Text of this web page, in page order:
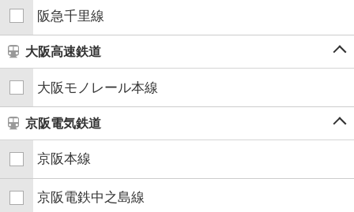
阪急千里線
大阪高速鉄道
大阪モノレール本線
京阪電気鉄道
京阪本線
京阪電鉄中之島線